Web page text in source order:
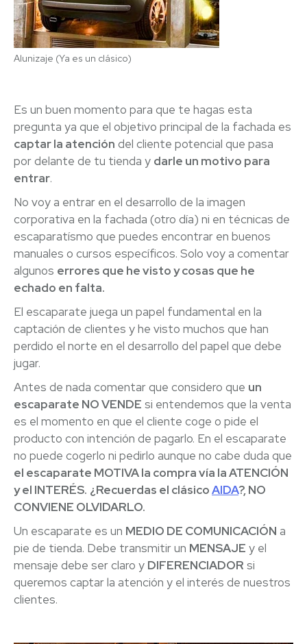
Alunizaje (Ya es un clásico)
Es un buen momento para que te hagas esta
pregunta ya que el objetivo principal de la fachada es
captar la atención del cliente potencial que pasa
por delante de tu tienda y darle un motivo para
entrar.
No voy a entrar en el desarrollo de la imagen
corporativa en la fachada (otro día) ni en técnicas de
escaparatísmo que puedes encontrar en buenos
manuales o cursos específicos. Solo voy a comentar
algunos errores que he visto y cosas que he
echado en falta.
El escaparate juega un papel fundamental en la
captación de clientes y he visto muchos que han
perdido el norte en el desarrollo del papel que debe
jugar.
Antes de nada comentar que considero que un
escaparate NO VENDE si entendemos que la venta
es el momento en que el cliente coge o pide el
producto con intención de pagarlo. En el escaparate
no puede cogerlo ni pedirlo aunque no cabe duda que
el escaparate MOTIVA la compra vía la ATENCIÓN
y el INTERÉS. ¿Recuerdas el clásicoAIDA?, NO
CONVIENE OLVIDARLO.
Un escaparate es un MEDIO DE COMUNICACIÓN a
pie de tienda. Debe transmitir un MENSAJE y el
mensaje debe ser claro y DIFERENCIADOR si
queremos captar la atención y el interés de nuestros
clientes.